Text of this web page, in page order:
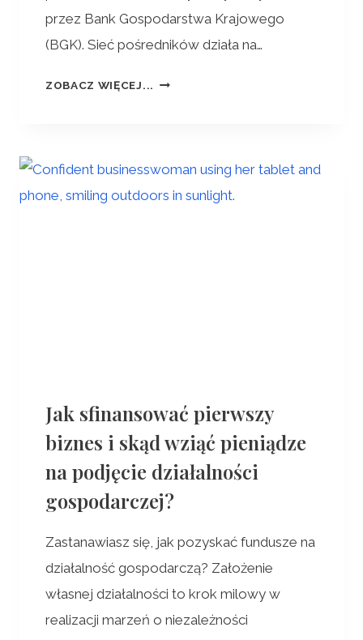
przez Bank Gospodarstwa Krajowego
(BGK). Sieć pośredników działa na…
ZOBACZ WIĘCEJ...
Jak sfinansować pierwszy
biznes i skąd wziąć pieniądze
na podjęcie działalności
gospodarczej?
Zastanawiasz się, jak pozyskać fundusze na
działalność gospodarczą? Założenie
własnej działalności to krok milowy w
realizacji marzeń o niezależności